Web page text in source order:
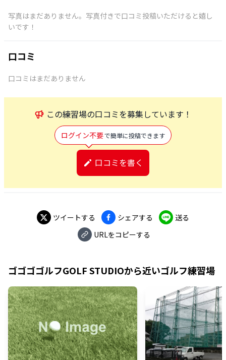
写真はまだありません。写真付きで口コミ投稿いただけると嬉し
いです！
口コミ
口コミはまだありません
この練習場の口コミを募集しています！
ログイン不要で簡単に投稿できます
口コミを書く
ツイートする シェアする
送る
URLをコピーする
ゴゴゴゴルフGOLF STUDIOから近いゴルフ練習場